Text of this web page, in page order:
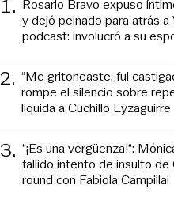
1. Rosario Bravo expuso
y dejó peinado para atrás a
podcast: involucró a su
2. “Me gritoneaste, fui
rompe el silencio sobre
liquida a Cuchillo Eyzaguirre
3. “¡Es una vergüenza!“:
fallido intento de insulto de
round con Fabiola Campillai